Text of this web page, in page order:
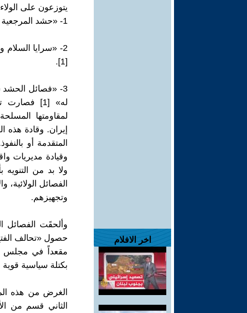
اخر الافلام
يتوزعون على
1- «حشد المرجعية الذي يمتثل قادته ومتطوعوه لمرجعية النجف ويقلدونها» [1].
2- «سرايا السلام
[1].
3- «فصائل الحشد
له» [1]
لمقاومتها
إيران. وقادة هذه
المتقدمة أو
ولا بد من
الفصائل
وتجهيزهم.
وألحقَت الفصائل
حصول «تحالف
مقعداً في مجلس
بكتلة سياسية
الغرض من هذه
الثاني قسم من